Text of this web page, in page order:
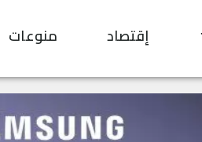
إقتصاد منوعات